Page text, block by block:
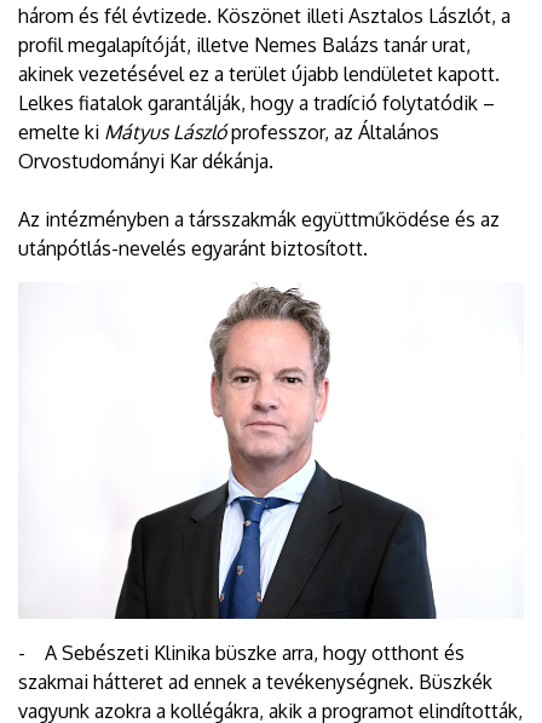
három és fél évtizede. Köszönet illeti Asztalos Lászlót, a
profil megalapítóját, illetve Nemes Balázs tanár urat,
akinek vezetésével ez a terület újabb lendületet kapott.
Lelkes fiatalok garantálják, hogy a tradíció folytatódik –
emelte ki Mátyus Lászlóprofesszor, az Általános
Orvostudományi Kar dékánja.
Az intézményben a társszakmák együttműködése és az
utánpótlás-nevelés egyaránt biztosított.
- A Sebészeti Klinika büszke arra, hogy otthont és
szakmai hátteret ad ennek a tevékenységnek. Büszkék
vagyunk azokra a kollégákra, akik a programot elindították,